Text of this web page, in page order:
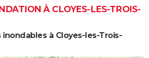
À CLOYES-LES-TROIS-
inondables à Cloyes-les-Trois-